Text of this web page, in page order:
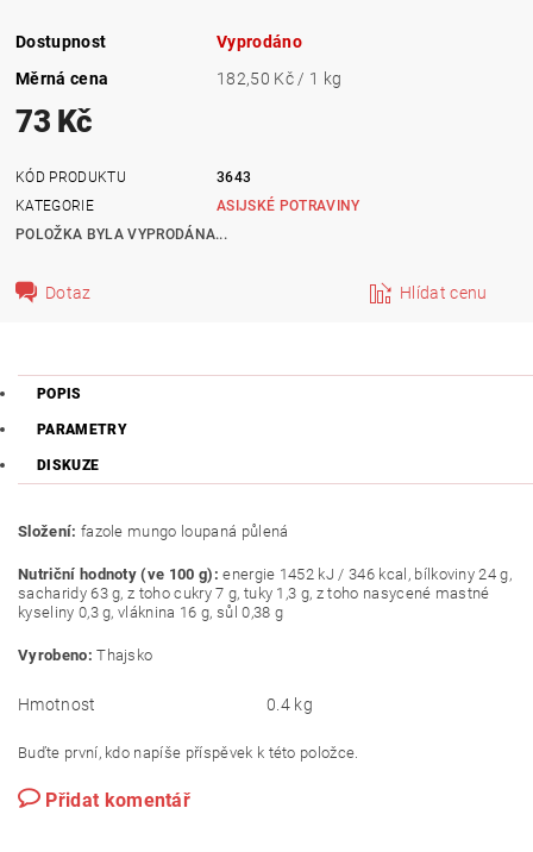
Dostupnost
Vyprodáno
Měrná cena
182,50 Kč / 1 kg
73 Kč
KÓD PRODUKTU
3643
KATEGORIE
ASIJSKÉ POTRAVINY
POLOŽKA BYLA VYPRODÁNA...
Dotaz Hlídat cenu
POPIS
PARAMETRY
DISKUZE
Složení: fazole mungo loupaná půlená
Nutriční hodnoty (ve 100 g):energie 1452 kJ / 346 kcal, bílkoviny 24 g,
sacharidy 63 g, z toho cukry 7 g, tuky 1,3 g, z toho nasycené mastné
kyseliny 0,3 g, vláknina 16 g, sůl 0,38 g
Vyrobeno: Thajsko
Hmotnost 0.4 kg
Buďte první, kdo napíše příspěvek k této položce.
Přidat komentář